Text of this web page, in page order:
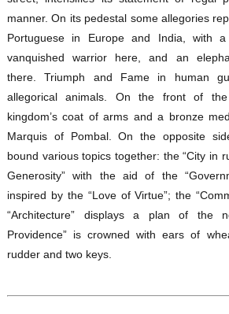
manner. On its pedestal some allegories
Portuguese in Europe and India, with
vanquished warrior here, and an
there. Triumph and Fame in human
allegorical animals. On the front of
kingdom’s coat of arms and a bronze
Marquis of Pombal. On the opposite
bound various topics together: the “City in
Generosity” with the aid of the
inspired by the “Love of Virtue”; the
“Architecture” displays a plan of the
Providence” is crowned with ears of
rudder and two keys.